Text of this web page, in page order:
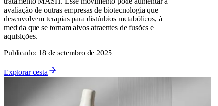
avaliação de outras empresas de biotecnologia que
desenvolvem terapias para distúrbios metabólicos, à
medida que se tornam alvos atraentes de fusões e
aquisições.
Publicado: 18 de setembro de 2025
Explorar cesta